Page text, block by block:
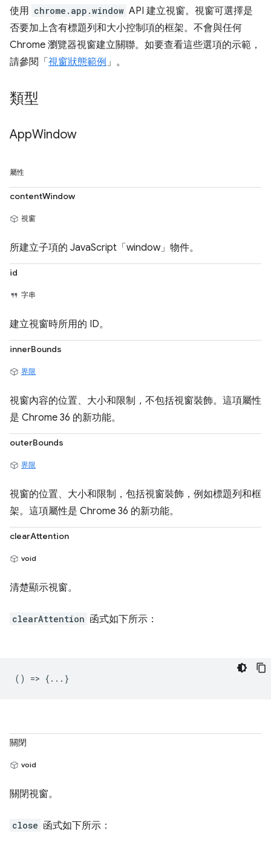
使用 chrome.app.window API 建立視窗。視窗可選擇是
否要加上含有標題列和大小控制項的框架。不會與任何
Chrome 瀏覽器視窗建立關聯。如要查看這些選項的示範，
請參閱「 視窗狀態範例 」。
類型
AppWindow
屬性
contentWindow
視窗
所建立子項的 JavaScript「window」物件。
id
字串
建立視窗時所用的 ID。
innerBounds
界限
視窗內容的位置、大小和限制，不包括視窗裝飾。這項屬性
是 Chrome 36 的新功能。
outerBounds
界限
視窗的位置、大小和限制，包括視窗裝飾，例如標題列和框
架。這項屬性是 Chrome 36 的新功能。
clearAttention
void
清楚顯示視窗。
clearAttention 函式如下所示：
() => {...}
關閉
void
關閉視窗。
close 函式如下所示：